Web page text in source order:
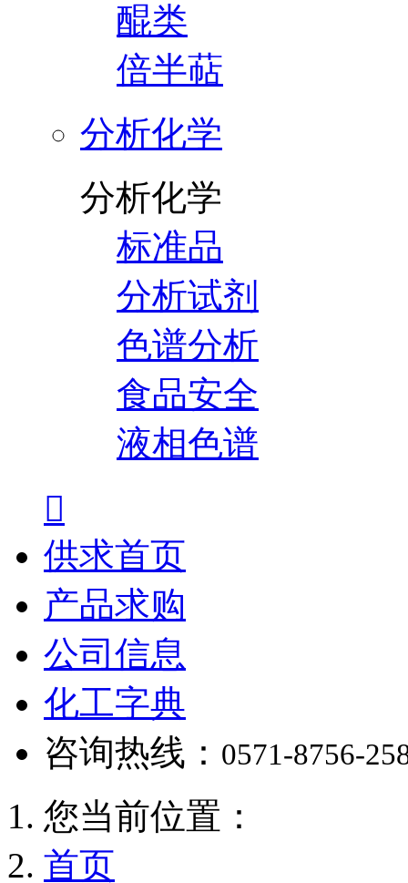
醌类
倍半萜
分析化学
分析化学
标准品
分析试剂
色谱分析
食品安全
液相色谱

供求首页
产品求购
公司信息
化工字典
咨询热线： 0571-8756-
您当前位置：
首页